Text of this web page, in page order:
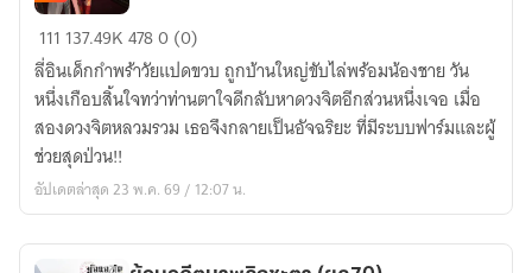
ลี่
อิน
ทะลุ
มิติ
มา
พร้อม
ระบบ
(ยุค70)
111 137.49K4780 (0)
ลี่อินเด็กกำพร้าวัยแปดขวบ ถูกบ้านใหญ่ขับไล่พร้อมน้องชาย วัน
หนึ่งเกือบสิ้นใจทว่าท่านตาใจดีกลับหาดวงจิตอีกส่วนหนึ่งเจอ เมื่อ
สองดวงจิตหลวมรวม เธอจึงกลายเป็นอัจฉริยะ ที่มีระบบฟาร์มและผู้
ช่วยสุดป่วน!!
อัปเดตล่าสุด 23 พ.ค. 69 / 12:07 น.